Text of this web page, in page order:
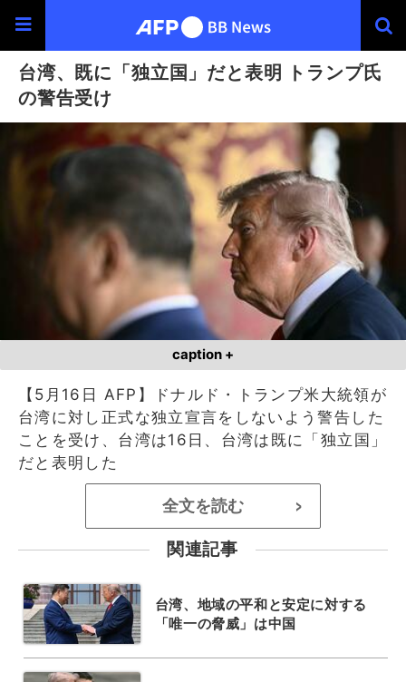
台湾、既に「独立国」だと表明 トランプ氏
の警告受け
caption +
【5月16日 AFP】ドナルド・トランプ米大統領が
台湾に対し正式な独立宣言をしないよう警告した
ことを受け、台湾は16日、台湾は既に「独立国」
だと表明した
全文を読む >
関連記事
台湾、地域の平和と安定に対する
「唯一の脅威」は中国